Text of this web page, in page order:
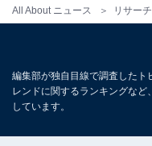
All About ニュース リサーチ
こちらもおすすめ
編集部が独自目線で調査したト
レンドに関するランキングな
しています。